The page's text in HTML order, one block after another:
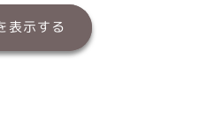
表示する